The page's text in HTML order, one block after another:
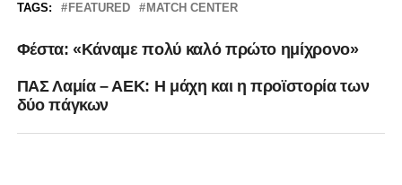
TAGS: FEATURED MATCH CENTER
Φέστα: «Κάναμε πολύ καλό πρώτο ημίχρονο»
ΠΑΣ Λαμία – ΑΕΚ: Η μάχη και η προϊστορία των
δύο πάγκων